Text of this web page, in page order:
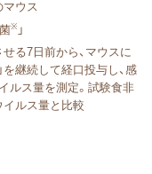
ウス
※ 」
る7日前から、マウスに
を継続して経口投与し、感
ルス量を測定。試験食非
ルス量と比較